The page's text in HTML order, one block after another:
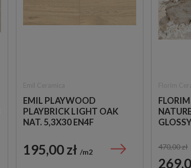
EMIL PLAYWOOD
PLAYBRICK LIGHT OAK
NAT. 5,3X30 EN4F
PŁYTKA CEGIEŁKA
195,00 zł m2
470,00 zł